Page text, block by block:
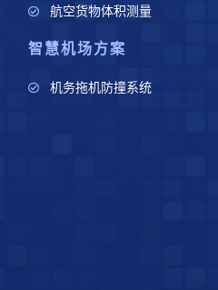
航空货物体积测量
智慧机场方案
机务拖机防撞系统